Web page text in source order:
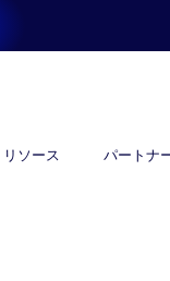
リソース パートナ